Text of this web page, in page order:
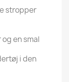
stropper
en smal
i den